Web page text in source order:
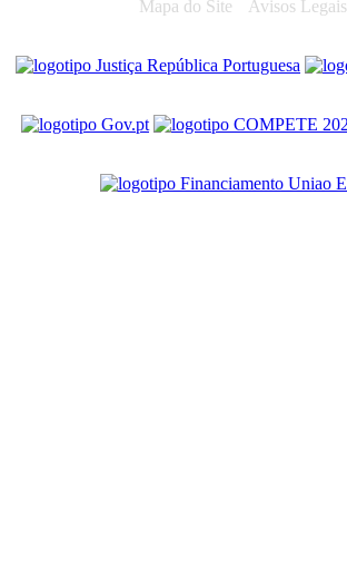
Mapa do Site Avisos Legais